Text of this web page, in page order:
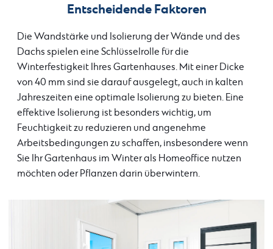
Entscheidende Faktoren
Die Wandstärke und Isolierung der Wände und des
Dachs spielen eine Schlüsselrolle für die
Winterfestigkeit Ihres Gartenhauses. Mit einer Dicke
von 40 mm sind sie darauf ausgelegt, auch in kalten
Jahreszeiten eine optimale Isolierung zu bieten. Eine
effektive Isolierung ist besonders wichtig, um
Feuchtigkeit zu reduzieren und angenehme
Arbeitsbedingungen zu schaffen, insbesondere wenn
Sie Ihr Gartenhaus im Winter als Homeoffice nutzen
möchten oder Pflanzen darin überwintern.